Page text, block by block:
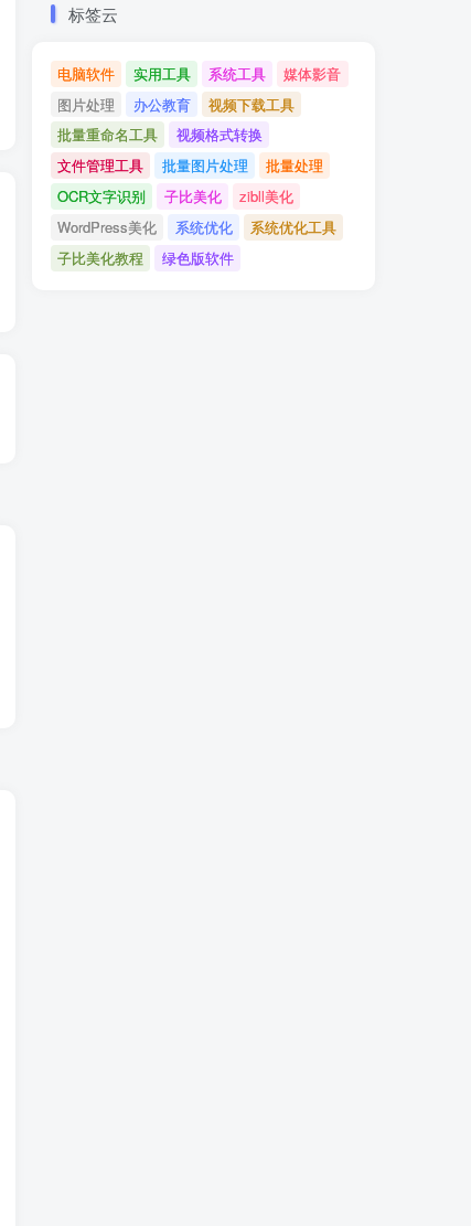
标签云
电脑软件 实用工具 系统工具
媒体影音
图片处理
办公教育
视频下载工具
批量重命名工具
视频格式转换
文件管理工具
批量图片处理
批量处理
OCR文字识别
子比美化
zibll美化
WordPress美化
系统优化
系统优化工具
子比美化教程
绿色版软件